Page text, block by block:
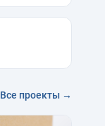
Все проекты →